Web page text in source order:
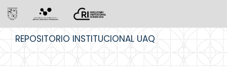
REPOSITORIO INSTITUCIONAL UAQ